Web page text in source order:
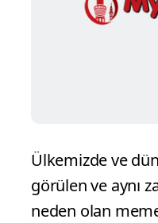
Ülkemizde ve
görülen ve aynı
neden olan